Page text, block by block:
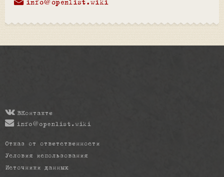
info@openlist.wiki
ВКонтакте
info@openlist.wiki
Отказ от ответственности
Условия использования
Источники данных